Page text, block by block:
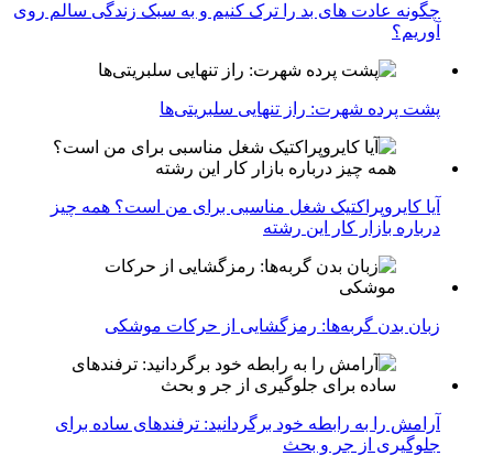
چگونه عادت‌ های بد را ترک کنیم و به سبک زندگی سالم روی
آوریم؟
پشت پرده شهرت: راز تنهایی سلبریتی‌ها
آیا کایروپراکتیک شغل مناسبی برای من است؟ همه چیز
درباره بازار کار این رشته
زبان بدن گربه‌ها: رمزگشایی از حرکات موشکی
آرامش را به رابطه خود برگردانید: ترفندهای ساده برای
جلوگیری از جر و بحث